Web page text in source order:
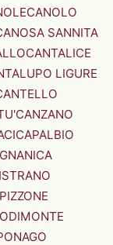
CANOLO
SANNITA
CANTALICE
LIGURE
CANZANO
CAPALBIO